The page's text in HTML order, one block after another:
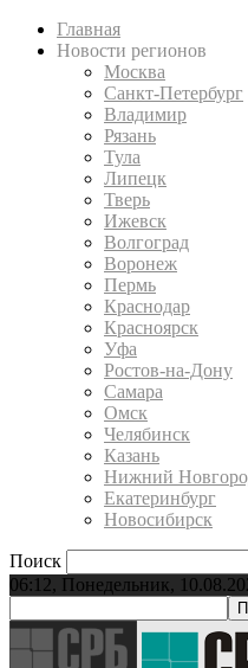
Главная
Новости регионов
Москва
Санкт-Петербург
Владимир
Рязань
Тула
Липецк
Тверь
Ижевск
Волгоград
Воронеж
Пермь
Краснодар
Красноярск
Уфа
Ростов-на-Дону
Самара
Омск
Челябинск
Казань
Нижний
Екатеринбург
Новосибирск
Поиск
06:12, Понедельник,